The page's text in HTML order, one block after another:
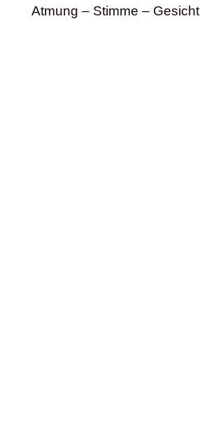
Atmung – Stimme – Gesicht